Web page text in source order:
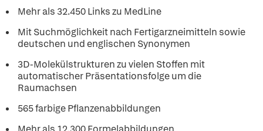
Mehr als 32.450 Links zu MedLine
Mit Suchmöglichkeit nach Fertigarzneimitteln sowie
deutschen und englischen Synonymen
3D-Molekülstrukturen zu vielen Stoffen mit
automatischer Präsentationsfolge um die
Raumachsen
565 farbige Pflanzenabbildungen